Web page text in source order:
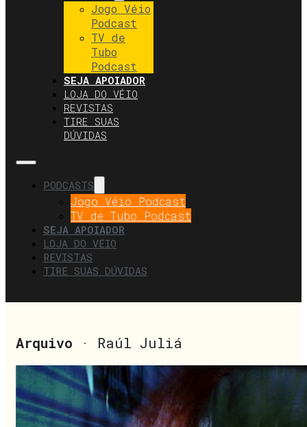
Jogo Véio
Podcast
TV de
Tubo
Podcast
SEJA APOIADOR
LOJA DO VÉIO
REVISTAS
TIRE SUAS
DÚVIDAS
PODCASTS
Jogo Véio Podcast
TV de Tubo Podcast
SEJA APOIADOR
LOJA DO VÉIO
REVISTAS
TIRE SUAS DÚVIDAS
Arquivo · Raúl Juliá